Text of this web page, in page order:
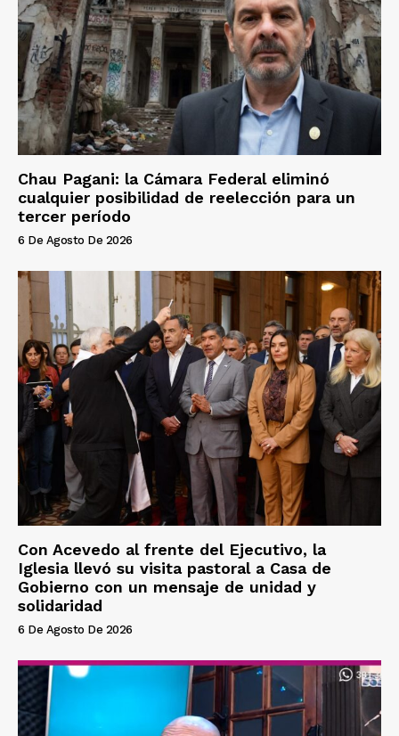
Chau Pagani: la Cámara Federal eliminó
cualquier posibilidad de reelección para un
tercer período
6 De Agosto De 2026
Con Acevedo al frente del Ejecutivo, la
Iglesia llevó su visita pastoral a Casa de
Gobierno con un mensaje de unidad y
solidaridad
6 De Agosto De 2026